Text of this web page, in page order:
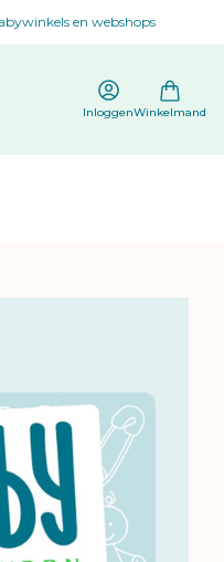
en webshops
InloggenWinkelmand